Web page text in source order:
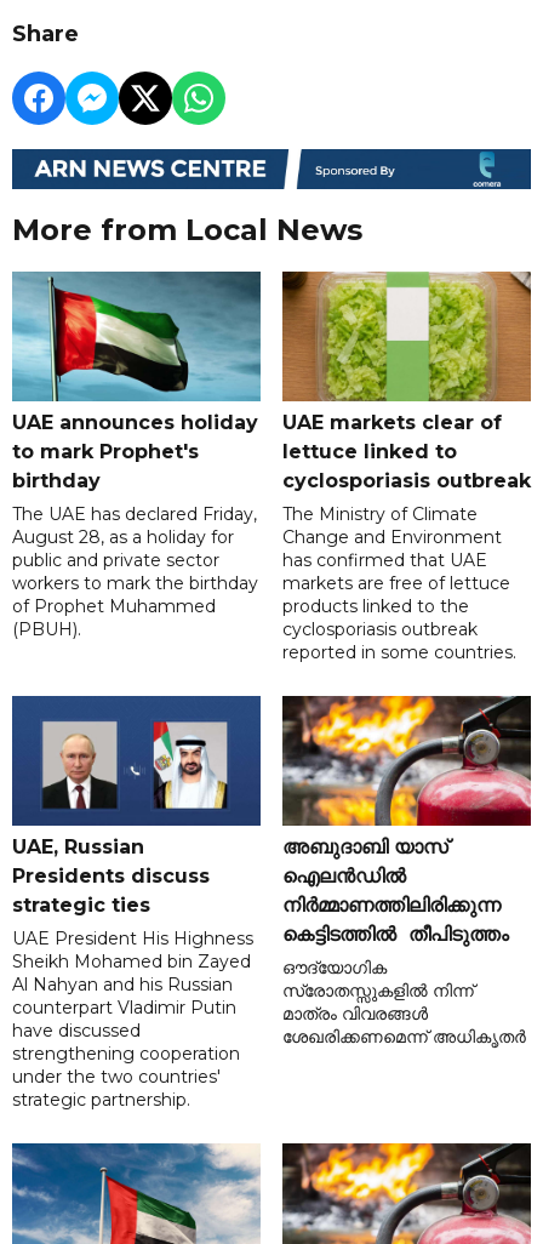
Share
More from Local News
UAE announces holiday
to mark Prophet's
birthday
The UAE has declared Friday,
August 28, as a holiday for
public and private sector
workers to mark the birthday
of Prophet Muhammed
(PBUH).
UAE markets clear of
lettuce linked to
cyclosporiasis outbreak
The Ministry of Climate
Change and Environment
has confirmed that UAE
markets are free of lettuce
products linked to the
cyclosporiasis outbreak
reported in some countries.
UAE, Russian
Presidents discuss
strategic ties
UAE President His Highness
Sheikh Mohamed bin Zayed
Al Nahyan and his Russian
counterpart Vladimir Putin
have discussed
strengthening cooperation
under the two countries'
strategic partnership.
അബുദാബി യാസ്
ഐലൻഡിൽ
നിർമ്മാണത്തിലിരിക്കുന്ന
കെട്ടിടത്തിൽ തീപിടുത്തം
ഔദ്യോഗിക
സ്രോതസ്സുകളിൽ നിന്ന്
മാത്രം വിവരങ്ങൾ
ശേഖരിക്കണമെന്ന് അധികൃതർ